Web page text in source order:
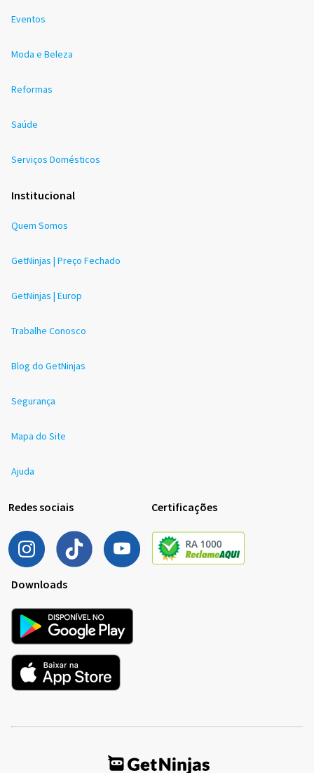
Eventos
Moda e Beleza
Reformas
Saúde
Serviços Domésticos
Institucional
Quem Somos
GetNinjas | Preço Fechado
GetNinjas | Europ
Trabalhe Conosco
Blog do GetNinjas
Segurança
Mapa do Site
Ajuda
Redes sociais Certificações
Downloads